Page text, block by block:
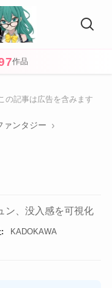
作品
この記事は広告を含みます
ァンタジー
ン、没入感を可視化
KADOKAWA